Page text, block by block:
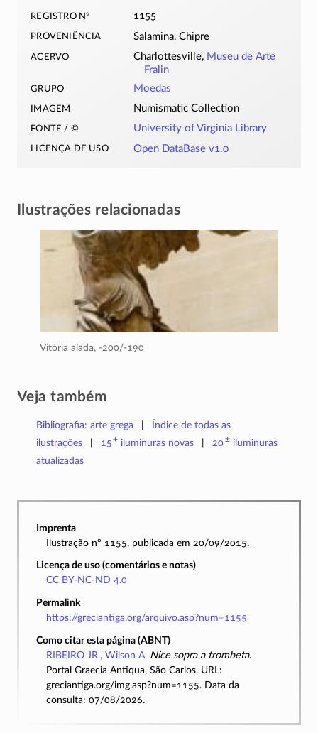
registro nº 1155
proveniência Salamina, Chipre
acervo Charlottesville, Museu de Arte
Fralin
grupo Moedas
imagem Numismatic Collection
fonte / © University of Virginia Library
licença de uso Open DataBase v1.0
Ilustrações relacionadas
Vitória alada, -200/-190
Veja também
Bibliografia: arte grega
Índice de todas as
ilustrações
15+ iluminuras novas 20±iluminuras
atualizadas
Imprenta
Ilustração nº 1155, publicada em 20/09/2015.
Licença de uso (comentários e notas)
CC BY-NC-ND 4.0
Permalink
https://greciantiga.org/arquivo.asp?num=1155
Como citar esta página (ABNT)
RIBEIRO JR., Wilson A. Nice sopra a trombeta.
Portal Graecia Antiqua, São Carlos. URL:
greciantiga.org/img.asp?num=1155. Data da
consulta: 07/08/2026.